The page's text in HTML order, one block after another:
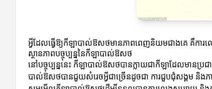
អ្វីដែលធ្វើឱ្យកីឡាបាល់ឱសថមានភាពពេញនិយមជាងគេ គឺការល
ស្ថានភាពបច្ចុប្បន្ននៃកីឡាបាល់ឱសថ
នៅបច្ចុប្បន្ននេះ កីឡាបាល់ឱសថបានក្លាយជាកីឡាដែលមានប្រ
បាល់ឱសថបានជួយសំរេចអ្វីជាច្រើនដូចជា ការជួបជុំសង្គម និងភ